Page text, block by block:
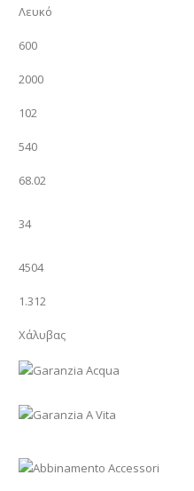
Λευκό
600
2000
102
540
68.02
34
4504
1.312
Χάλυβας